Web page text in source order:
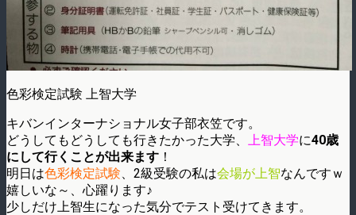
色彩検定試験 上智大学
キバンインターナショナル女子部衣笠です。
どうしてもどうしても行きたかった大学、 上智大学に40歳
にして行くことが出来ます ！
明日は色彩検定試験、2級受験の私は会場が上智なんですｗ
嬉しいな～、心躍ります♪
少しだけ上智生になった気分でテスト受けてきます。